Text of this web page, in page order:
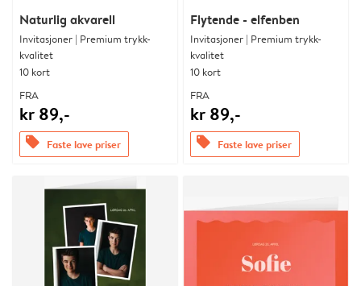
Naturlig akvarell
Invitasjoner | Premium trykk-
kvalitet
10 kort
FRA
kr 89,-
offers Faste lave priser
Flytende - elfenben
Invitasjoner | Premium trykk-
kvalitet
10 kort
FRA
kr 89,-
offers Faste lave priser